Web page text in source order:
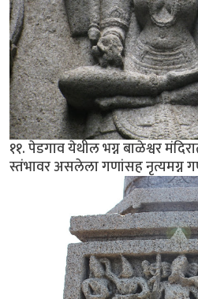
११. पेडगाव येथील भग्न बाळेश्वर
स्तंभावर असलेला गणांसह नृत्यमग्न